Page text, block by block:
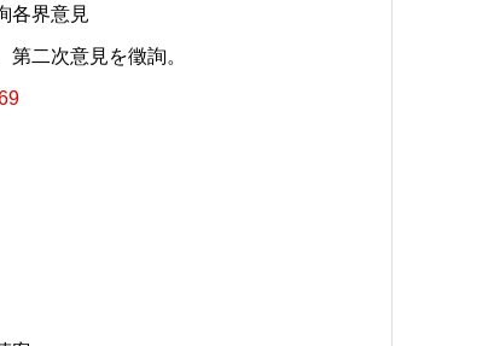
各界意見
二次意見を徵詢。